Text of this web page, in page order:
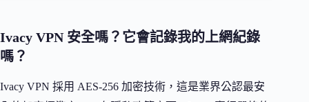
Ivacy VPN 安全嗎？它會記錄我的上網紀錄
嗎？
Ivacy VPN 採用 AES-256 加密技術，這是業界公認最安